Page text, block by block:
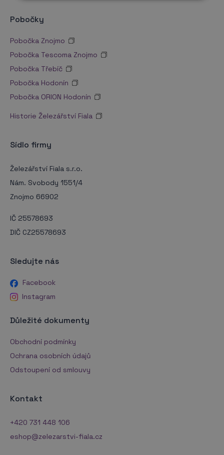
Pobočky
Pobočka Znojmo
Pobočka Tescoma Znojmo
Pobočka Třebíč
Pobočka Hodonín
Pobočka ORION Hodonín
Historie Železářství Fiala
Sídlo firmy
Železářství Fiala s.r.o.
Nám. Svobody 1551/4
Znojmo 66902
IČ 25578693
DIČ CZ25578693
Sledujte nás
Facebook
Instagram
Důležité dokumenty
Obchodní podmínky
Ochrana osobních údajů
Odstoupení od smlouvy
Kontakt
+420 731 448 106
eshop@zelezarstvi-fiala.cz